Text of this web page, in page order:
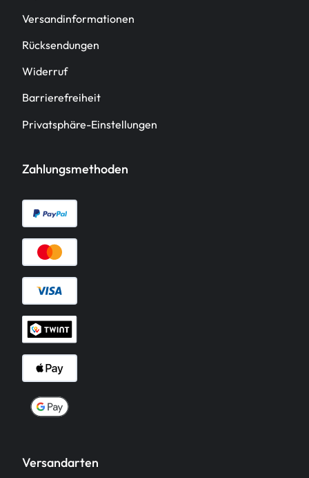
Versandinformationen
Rücksendungen
Widerruf
Barrierefreiheit
Privatsphäre-Einstellungen
Zahlungsmethoden
Versandarten